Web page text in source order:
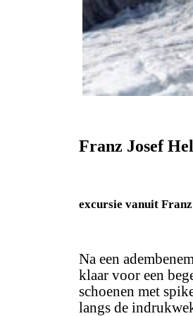
Franz Josef
excursie vanuit
Na een
klaar voor een
schoenen met
langs de